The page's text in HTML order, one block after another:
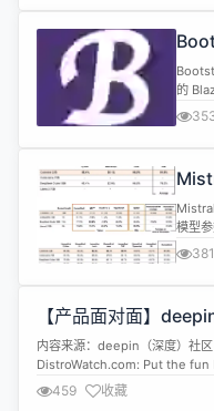
布
件库
的
复
in
多
模型
著优
种编
流行
Sw...
381
【产品面对面】
内容来源：deepin（深度）社
DistroWatch.com: Put the
家期待已久的 deepin（深度）
的栏目中，我们各个产品的产
459 收藏